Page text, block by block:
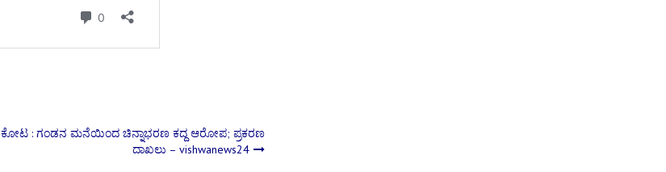
ಕೋಟ : ಗಂಡನ ಮನೆಯಿಂದ ಚಿನ್ನಾಭರಣ ಕದ್ದ ಆರೋಪ; ಪ್ರಕರಣ
ದಾಖಲು – vishwanews24